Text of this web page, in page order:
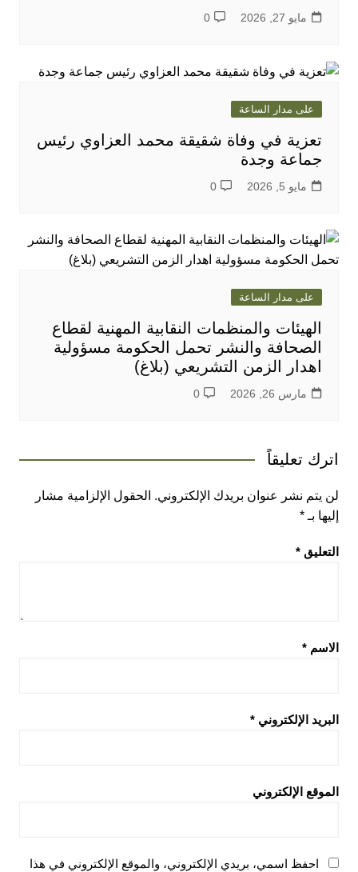
مايو 27, 2026 0
على مدار الساعة
تعزية في وفاة شقيقة محمد العزاوي رئيس
جماعة وجدة
مايو 5, 2026 0
على مدار الساعة
الهيئات والمنظمات النقابية المهنية لقطاع
الصحافة والنشر تحمل الحكومة مسؤولية
اهدار الزمن التشريعي (بلاغ)
مارس 26, 2026 0
اترك تعليقاً
لن يتم نشر عنوان بريدك الإلكتروني. الحقول الإلزامية مشار
إليها بـ *
التعليق *
الاسم *
البريد الإلكتروني *
الموقع الإلكتروني
احفظ اسمي، بريدي الإلكتروني، والموقع الإلكتروني في هذا